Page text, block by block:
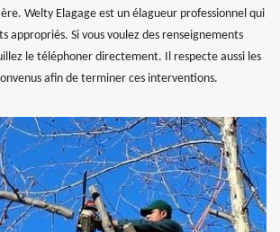
Welty Elagage est un élagueur professionnel qui
appropriés. Si vous voulez des renseignements
le téléphoner directement. Il respecte aussi les
afin de terminer ces interventions.